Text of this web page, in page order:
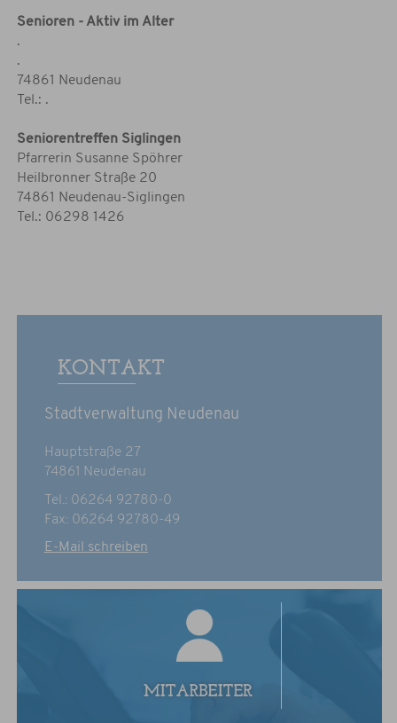
Senioren - Aktiv im Alter
.
.
74861 Neudenau
Tel.: .
Seniorentreffen Siglingen
Pfarrerin Susanne Spöhrer
Heilbronner Straße 20
74861 Neudenau-Siglingen
Tel.: 06298 1426
KONTAKT
Stadtverwaltung Neudenau
Hauptstraße 27
74861 Neudenau
Tel.: 06264 92780-0
Fax: 06264 92780-49
E-Mail schreiben